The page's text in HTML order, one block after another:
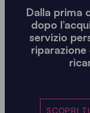
Dalla prima
dopo
servizio
SCOPRI